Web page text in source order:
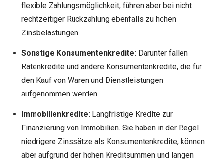
flexible Zahlungsmöglichkeit, führen aber bei nicht
rechtzeitiger Rückzahlung ebenfalls zu hohen
Zinsbelastungen.
Sonstige Konsumentenkredite:Darunter fallen
Ratenkredite und andere Konsumentenkredite, die für
den Kauf von Waren und Dienstleistungen
aufgenommen werden.
Immobilienkredite:Langfristige Kredite zur
Finanzierung von Immobilien. Sie haben in der Regel
niedrigere Zinssätze als Konsumentenkredite, können
aber aufgrund der hohen Kreditsummen und langen